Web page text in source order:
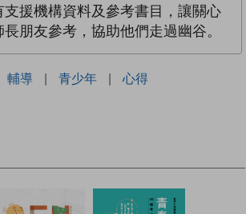
支援機構資料及參考書目，讓關心
朋友參考，協助他們走過幽谷。
輔導 | 青少年 | 心得